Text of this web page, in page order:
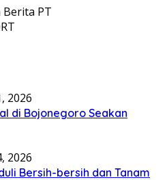
2026
di Bojonegoro Seakan
2026
Bersih-bersih dan Tanam